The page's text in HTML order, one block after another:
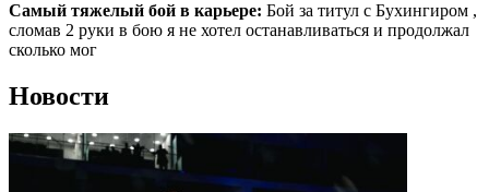
Самый тяжелый бой в карьере: Бой за титул с Бухингиром ,
сломав 2 руки в бою я не хотел останавливаться и продолжал
сколько мог
Новости